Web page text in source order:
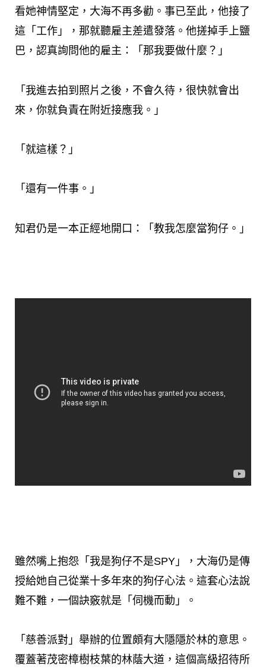
看她神情堅定，大海不再多勸。事已至此，他接了
這「工作」，那就聽雇主差遣發落。他搓掉手上鹽
巴，認真詢問他的雇主：「那我要做什麼？」
「我進去拍到照片之後，不會久待，很快就會出
來，你就負責在附近接應我。」
「就這樣？」
「還有一件事。」
知君仍是一本正經地開口：「教我怎麼當狗仔。」
雖然嘴上抱怨「我是狗仔不是SPY」，大海仍是傳
授給她自己從業十多年來的狗仔心法。這套心法說
難不難，一個訣竅就是「伺機而動」。
「慈善派對」舉辦的位置頗有大隱隱於林的意思。
覆蓋著茂密樟樹枝葉的林蔭大道，這個高級招待所